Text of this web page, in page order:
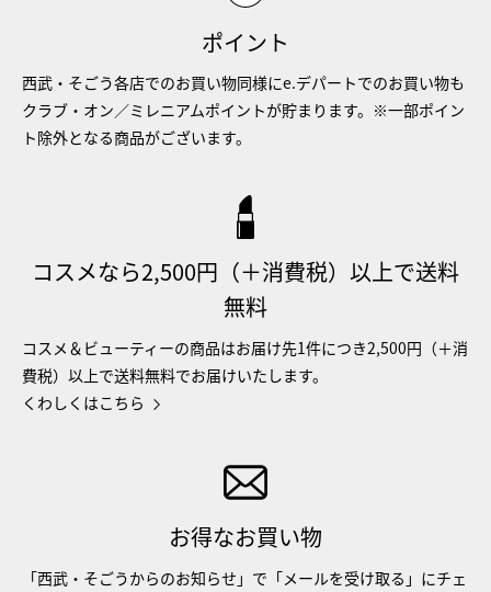
ポイント
西武・そごう各店でのお買い物同様にe.デパートでのお買い物も
クラブ・オン／ミレニアムポイントが貯まります。※一部ポイン
ト除外となる商品がございます。
コスメなら2,500円（＋消費税）以上で送料
無料
コスメ＆ビューティーの商品はお届け先1件につき2,500円（＋消
費税）以上で送料無料でお届けいたします。
くわしくはこちら
お得なお買い物
「西武・そごうからのお知らせ」で「メールを受け取る」にチェ